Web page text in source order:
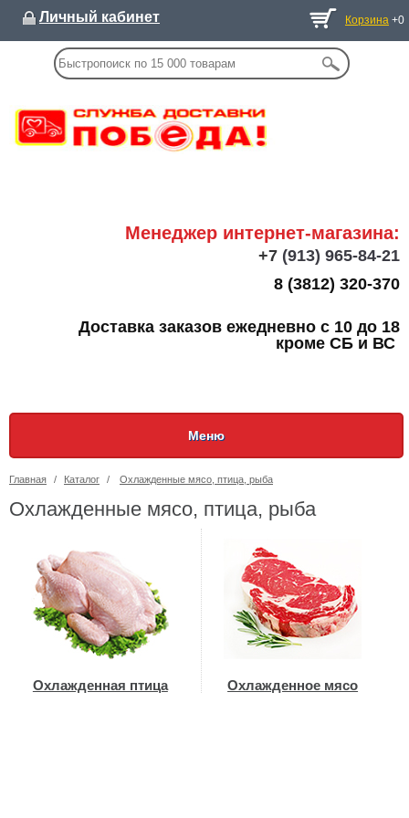
Личный кабинет Корзина +0
Менеджер интернет-магазина:
+7 (913) 965-84-21
8 (3812) 320-370
Доставка заказов ежедневно с 10 до 18
кроме СБ и ВС
Меню
Главная / Каталог / Охлажденные мясо, птица, рыба
Охлажденные мясо, птица, рыба
Охлажденная птица Охлажденное мясо